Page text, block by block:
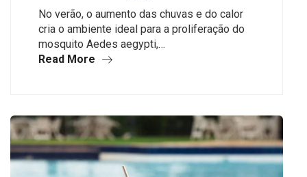
No verão, o aumento das chuvas e do calor
cria o ambiente ideal para a proliferação do
mosquito Aedes aegypti,…
Read More